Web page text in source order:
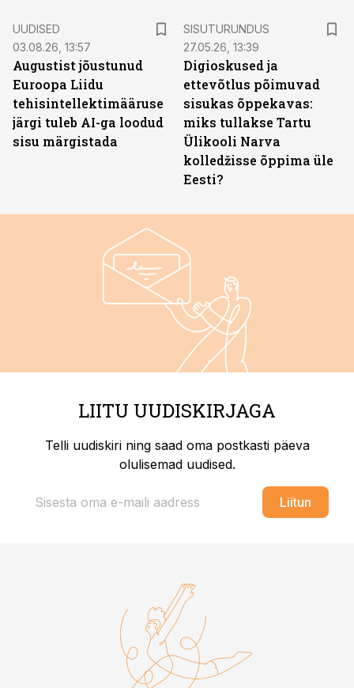
UUDISED
03.08.26, 13:57
Augustist jõustunud
Euroopa Liidu
tehisintellektimääruse
järgi tuleb AI-ga loodud
sisu märgistada
SISUTURUNDUS
27.05.26, 13:39
Digioskused ja
ettevõtlus põimuvad
sisukas õppekavas:
miks tullakse Tartu
Ülikooli Narva
kolledžisse õppima üle
Eesti?
LIITU UUDISKIRJAGA
Telli uudiskiri ning saad oma postkasti päeva
olulisemad uudised.
Liitun